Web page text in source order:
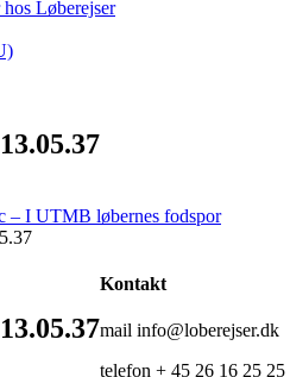
Løberejser
– I UTMB løbernes fodspor
Kontakt
mail info@loberejser.dk
telefon + 45 26 16 25 25